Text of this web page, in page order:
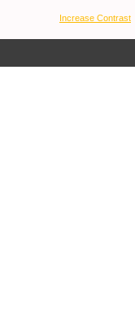
Increase Contrast